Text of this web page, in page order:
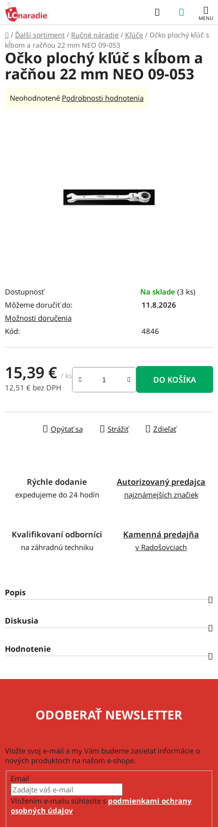
Prejsť
na
obsah
Hľadať
KOŠÍK
Domov
/ Ďalší sortiment / Ručné náradie / Kľúče / Očko plochý kľúč s
kĺbom a račňou 22 mm NEO 09-053
Dostupnosť Na sklade (3 ks)
Môžeme doručiť do:
11.8.2026
Možnosti doručenia
Kód:
4846
15,39 € / ks
12,51 € bez DPH
DO KOŠÍKA
Opýtať sa Strážiť Zdieľať
Očko plochý kľúč s kĺbom a
račňou 22 mm NEO 09-053
Priemerné
Neohodnotené Podrobnosti hodnotenia
Rýchle dodanie
expedujeme do 24 hodín
Autorizovaný predajca
najznámejších značiek
Kvalifikovaní odborníci
na záhradnú techniku
Kamenná predajňa
v Radošovciach
Popis
Diskusia
Hodnotenie
ODOBERAŤ NEWSLETTER
Vložte svoj e-mail a my Vám budeme zasielať informácie o
nových produktoch na našom e-shope.
Email
Vložením e-mailu súhlasíte s podmienkami ochrany
osobných údajov.